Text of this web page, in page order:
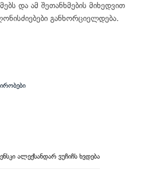
და ამ შეთანხმების მიხედვით
განხორციელდება.
ალექსანდარ ვუჩიჩს ხვდება